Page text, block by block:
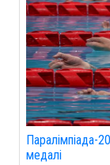
Паралімпіада-
медалі